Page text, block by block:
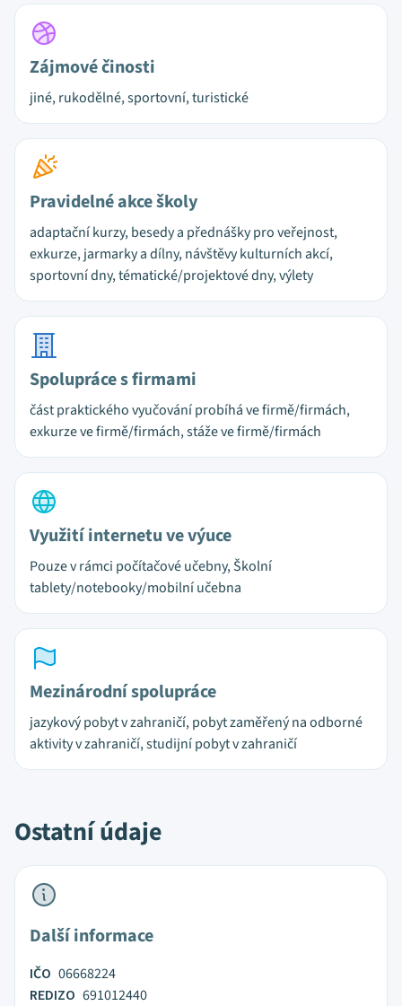
Zájmové činosti
jiné, rukodělné, sportovní, turistické
Pravidelné akce školy
adaptační kurzy, besedy a přednášky pro veřejnost,
exkurze, jarmarky a dílny, návštěvy kulturních akcí,
sportovní dny, tématické/projektové dny, výlety
Spolupráce s firmami
část praktického vyučování probíhá ve firmě/firmách,
exkurze ve firmě/firmách, stáže ve firmě/firmách
Využití internetu ve výuce
Pouze v rámci počítačové učebny, Školní
tablety/notebooky/mobilní učebna
Mezinárodní spolupráce
jazykový pobyt v zahraničí, pobyt zaměřený na odborné
aktivity v zahraničí, studijní pobyt v zahraničí
Ostatní údaje
Další informace
IČO 06668224
REDIZO 691012440